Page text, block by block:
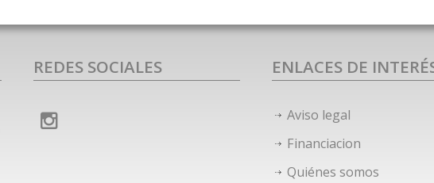
REDES SOCIALES ENLACES DE
Aviso legal
Financiacion
Quiénes somos